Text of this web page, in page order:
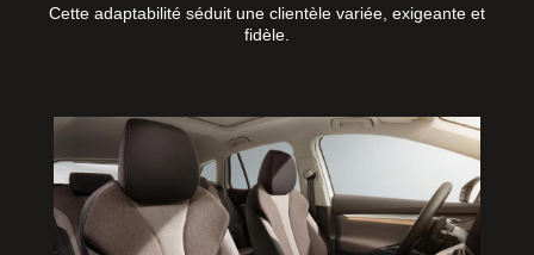
Cette adaptabilité séduit une clientèle variée, exigeante et
fidèle.